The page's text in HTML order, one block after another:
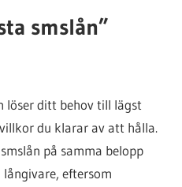
smslån”
löser ditt behov till lägst
du klarar av att hålla.
på samma belopp
eftersom